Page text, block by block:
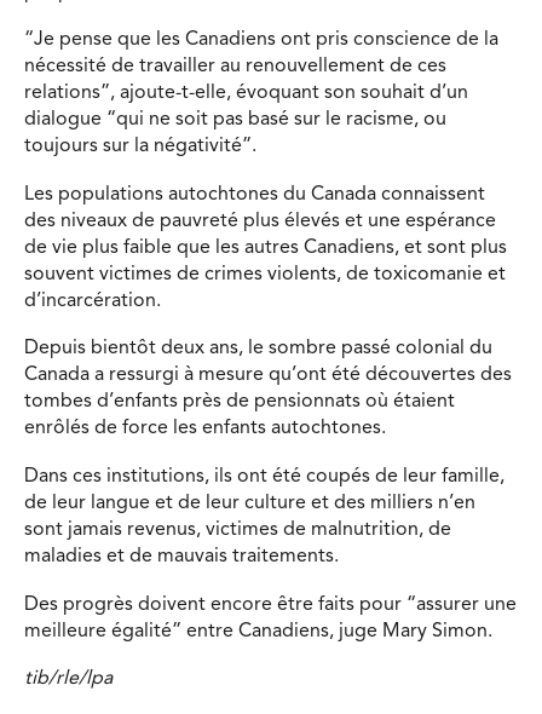
“Je pense que les Canadiens ont pris conscience de la
nécessité de travailler au renouvellement de ces
relations”, ajoute-t-elle, évoquant son souhait d’un
dialogue “qui ne soit pas basé sur le racisme, ou
toujours sur la négativité”.
Les populations autochtones du Canada connaissent
des niveaux de pauvreté plus élevés et une espérance
de vie plus faible que les autres Canadiens, et sont plus
souvent victimes de crimes violents, de toxicomanie et
d’incarcération.
Depuis bientôt deux ans, le sombre passé colonial du
Canada a ressurgi à mesure qu’ont été découvertes des
tombes d’enfants près de pensionnats où étaient
enrôlés de force les enfants autochtones.
Dans ces institutions, ils ont été coupés de leur famille,
de leur langue et de leur culture et des milliers n’en
sont jamais revenus, victimes de malnutrition, de
maladies et de mauvais traitements.
Des progrès doivent encore être faits pour “assurer une
meilleure égalité” entre Canadiens, juge Mary Simon.
tib/rle/lpa